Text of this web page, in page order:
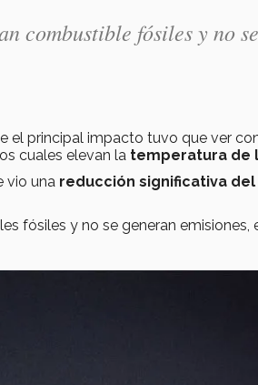
combustible fósiles y no
el principal impacto tuvo que ver
cuales elevan la temperatura de
vio una reducción significativa
fósiles y no se generan emisiones,